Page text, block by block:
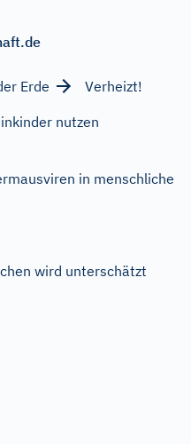
Erde
Verheizt!
nutzen
in menschliche
wird unterschätzt